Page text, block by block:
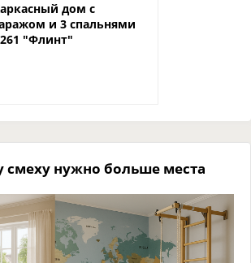
дом с
и 3 спальнями
"Флинт"
смеху нужно больше места